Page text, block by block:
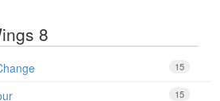
8
15
15